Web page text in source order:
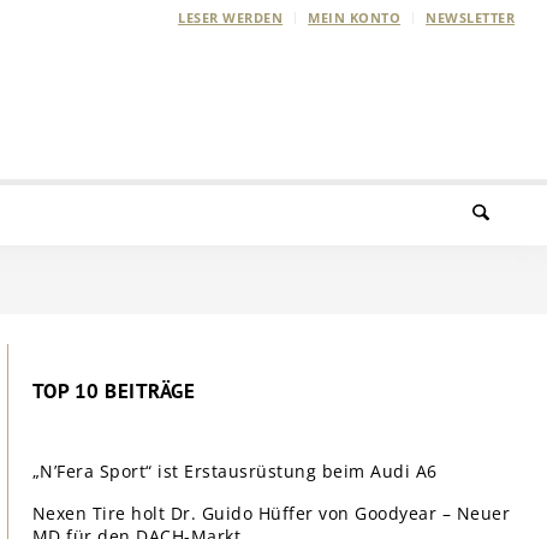
LESER WERDEN MEIN KONTO NEWSLETTER
TOP 10 BEITRÄGE
„N’Fera Sport“ ist Erstausrüstung beim Audi A6
Nexen Tire holt Dr. Guido Hüffer von Goodyear – Neuer